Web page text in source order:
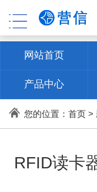
网站首页
产品中心
联系方式
您的位置： 首页>
RFID读卡